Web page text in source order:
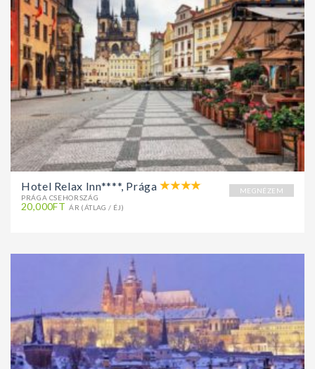
MEGNÉZEM
Hotel Relax Inn****, Prága
PRÁGA CSEHORSZÁG
20,000FT ÁR (ÁTLAG / ÉJ)